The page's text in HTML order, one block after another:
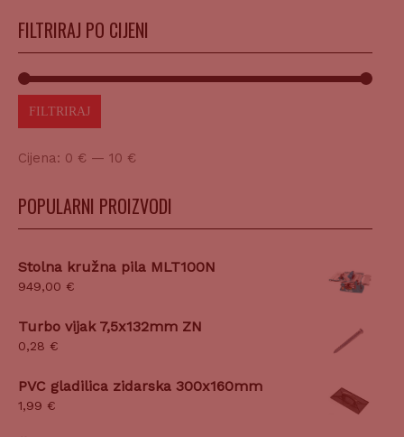
FILTRIRAJ PO CIJENI
FILTRIRAJ
Cijena: 0 € — 10 €
POPULARNI PROIZVODI
Stolna kružna pila MLT100N
949,00 €
Turbo vijak 7,5x132mm ZN
0,28 €
PVC gladilica zidarska 300x160mm
1,99 €